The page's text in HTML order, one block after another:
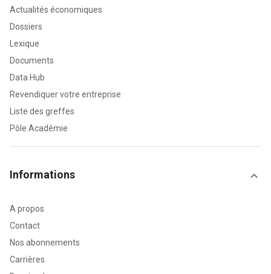
Actualités économiques
Dossiers
Lexique
Documents
Data Hub
Revendiquer votre entreprise
Liste des greffes
Pôle Académie
Informations
A propos
Contact
Nos abonnements
Carrières